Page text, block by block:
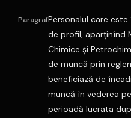
ParagrafPersonalul care
de profil, aparţinînd
Chimice şi
de muncă prin
beneficiază de
muncă în vederea
perioadă lucrata